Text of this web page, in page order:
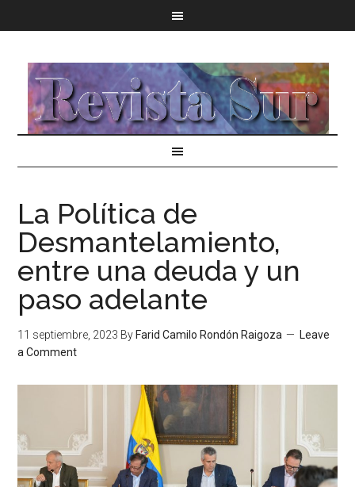
La Política de
Desmantelamiento,
entre una deuda y un
paso adelante
11 septiembre, 2023 By Farid Camilo Rondón Raigoza
Leave
a Comment